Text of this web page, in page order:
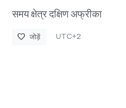
समय क्षेत्र दक्षिण अफ्रीका
favorite जोड़ें UTC+2